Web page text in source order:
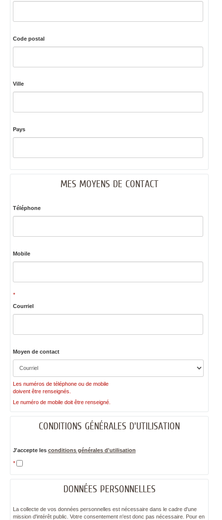
Code postal
Ville
Pays
MES MOYENS DE CONTACT
Téléphone
Mobile
*
Courriel
Moyen de contact
Les numéros de téléphone ou de mobile
doivent être renseignés.
Le numéro de mobile doit être renseigné.
CONDITIONS GÉNÉRALES D'UTILISATION
J'accepte les conditions générales d'utilisation
*
DONNÉES PERSONNELLES
La collecte de vos données personnelles est nécessaire dans le cadre d'une
mission d'intérêt public. Votre consentement n'est donc pas nécessaire. Pour en